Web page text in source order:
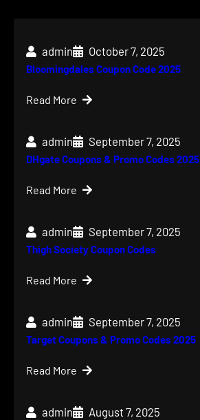
admin October 7, 2025
Bloomingdales Coupon Code 2025
Read More
admin September 7, 2025
DHgate Coupons & Promo Codes 2025
Read More
admin September 7, 2025
Thigh Society Coupon Codes
Read More
admin September 7, 2025
Target Coupons & Promo Codes 2025
Read More
admin August 7, 2025